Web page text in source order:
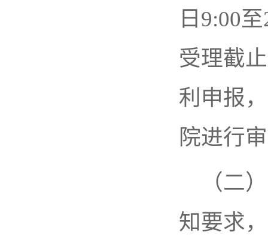
日9:00
受理截
利申报
院进行
（二
知要求